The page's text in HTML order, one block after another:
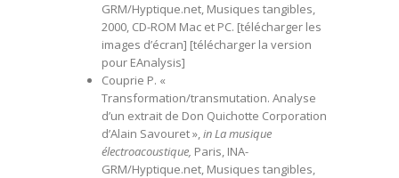
GRM/Hyptique.net, Musiques tangibles,
2000, CD-ROM Mac et PC. [télécharger les
images d’écran] [télécharger la version
pour EAnalysis]
Couprie P. «
Transformation/transmutation. Analyse
d’un extrait de Don Quichotte Corporation
d’Alain Savouret »,inLa musique
électroacoustique, Paris, INA-
GRM/Hyptique.net, Musiques tangibles,